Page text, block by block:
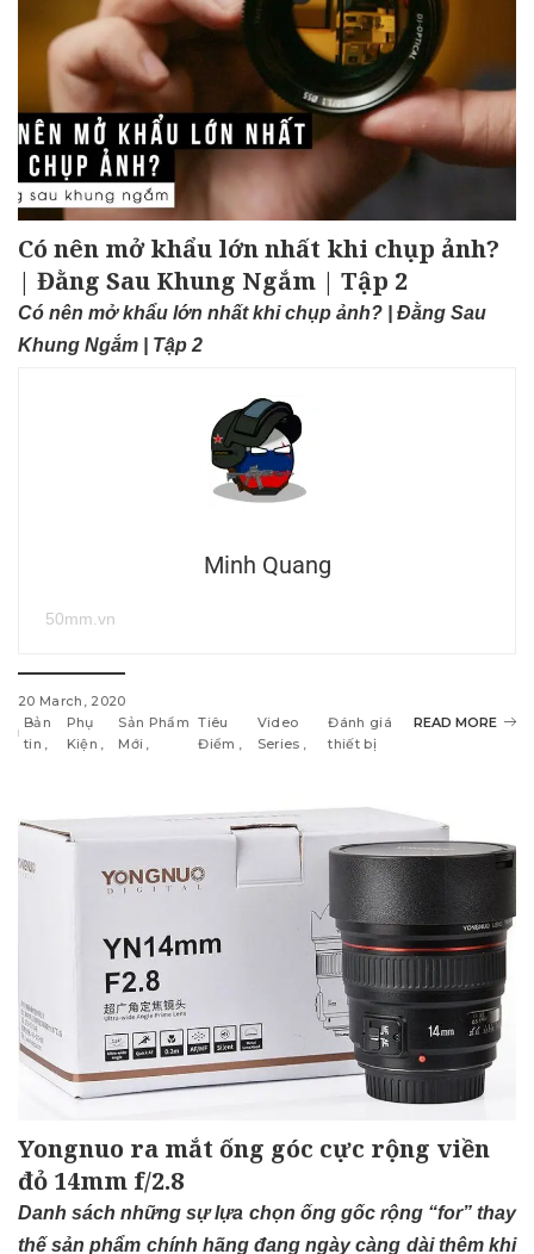
Có nên mở khẩu lớn nhất khi chụp ảnh?
| Đằng Sau Khung Ngắm | Tập 2
Có nên mở khẩu lớn nhất khi chụp ảnh? | Đằng Sau
Khung Ngắm | Tập 2
Minh Quang
50mm.vn
20 March, 2020
Bản
tin
Phụ
Kiện
Sản Phẩm
Mới
Tiêu
Điểm
Video
Series
Đánh giá
thiết bị
READ MORE
Yongnuo ra mắt ống góc cực rộng viền
đỏ 14mm f/2.8
Danh sách những sự lựa chọn ống gốc rộng “for” thay
thế sản phẩm chính hãng đang ngày càng dài thêm khi